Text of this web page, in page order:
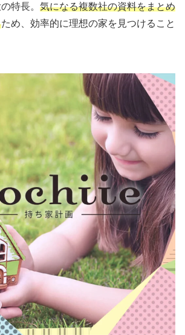
特長。 気になる複数社の資料をまとめ
ため、効率的に理想の家を見つけること